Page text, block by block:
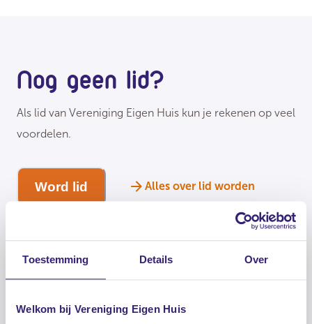
Toestemming Details Over
Welkom bij Vereniging Eigen Huis
Nog geen lid?
Als lid van Vereniging Eigen Huis kun je rekenen op veel
voordelen.
Word lid Alles over lid worden
Toegang tot extra informatie zoals